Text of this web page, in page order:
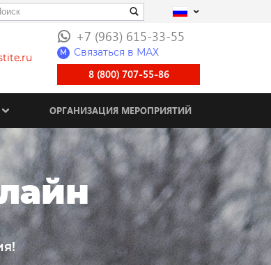
+7 (963) 615-33-55
M Связаться в МАХ
8 (800) 707-55-86
ОРГАНИЗАЦИЯ МЕРОПРИЯТИЙ